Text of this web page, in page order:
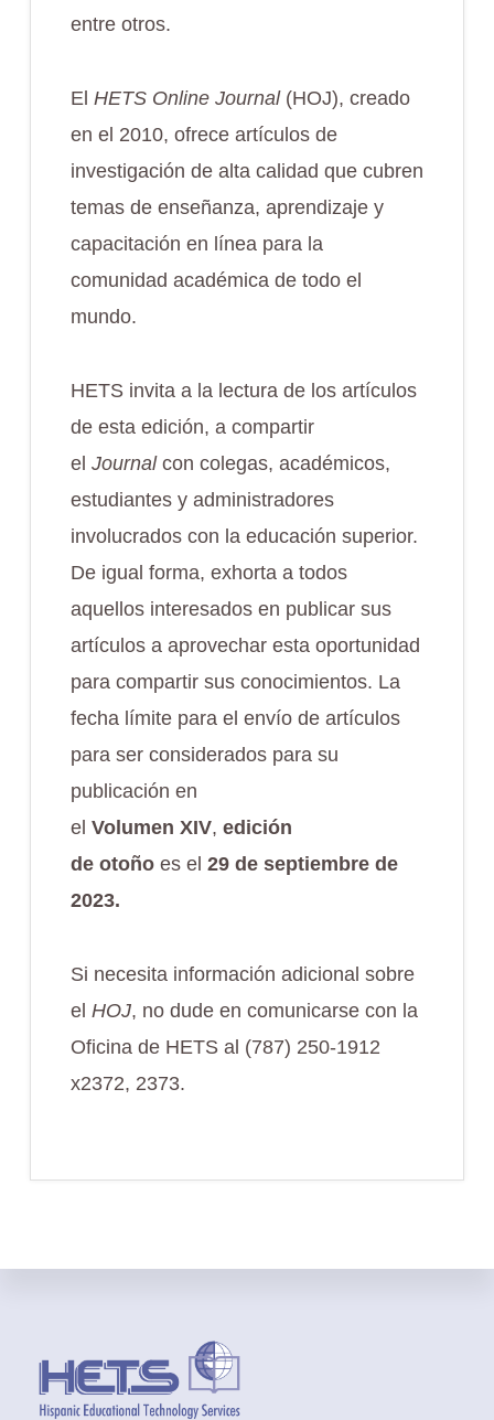
entre otros.
El HETS Online Journal(HOJ), creado
en el 2010, ofrece artículos de
investigación de alta calidad que cubren
temas de enseñanza, aprendizaje y
capacitación en línea para la
comunidad académica de todo el
mundo.
HETS invita a la lectura de los artículos
de esta edición, a compartir
el Journalcon colegas, académicos,
estudiantes y administradores
involucrados con la educación superior.
De igual forma, exhorta a todos
aquellos interesados ​​en publicar sus
artículos a aprovechar esta oportunidad
para compartir sus conocimientos. La
fecha límite para el envío de artículos
para ser considerados para su
publicación en
el Volumen XIV, edición
de otoñoes el 29de septiembrede
2023.
Si necesita información adicional sobre
el HOJ, no dude en comunicarse con la
Oficina de HETS al (787) 250-1912
x2372, 2373.